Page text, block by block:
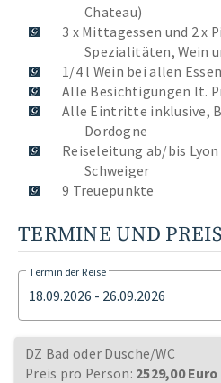
Chateau)
3 x Mittagessen und 2 x
Spezialitäten, Wein
1/4 l Wein bei allen
Alle Besichtigungen lt.
Alle Eintritte inklusive,
Dordogne
Reiseleitung ab/bis
Schweiger
9 Treuepunkte
TERMINE UND
Termin der Reise
18.09.2026 - 26.09.2026
DZ Bad oder Dusche/WC
Preis pro Person: 2529,00 Euro